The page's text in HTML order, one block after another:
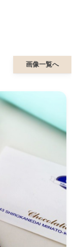
画像一覧へ